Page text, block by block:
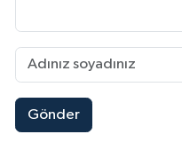
Gönder
15:00 |